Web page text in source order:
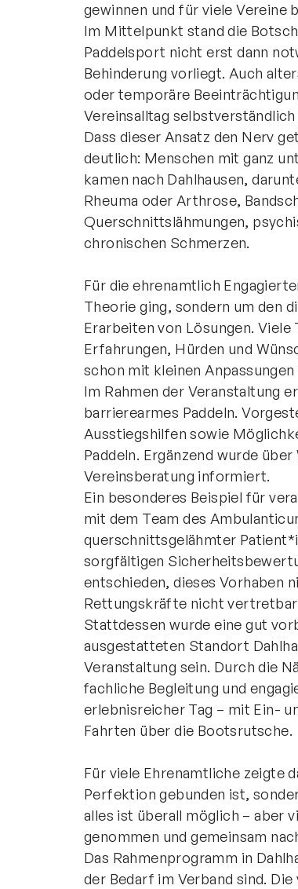
gewinnen und für viele Vereine
Im Mittelpunkt stand die
Paddelsport nicht erst dann
Behinderung vorliegt. Auch
oder temporäre
Vereinsalltag
Dass dieser Ansatz den Nerv
deutlich: Menschen mit ganz
kamen nach Dahlhausen,
Rheuma oder Arthrose,
Querschnittslähmungen,
chronischen Schmerzen.
Für die ehrenamtlich
Theorie ging, sondern um den
Erarbeiten von Lösungen.
Erfahrungen, Hürden und
schon mit kleinen
Im Rahmen der Veranstaltung
barrierearmes Paddeln.
Ausstiegshilfen sowie
Paddeln. Ergänzend wurde
Vereinsberatung informiert.
Ein besonderes Beispiel für
mit dem Team des
querschnittsgelähmter
sorgfältigen
entschieden, dieses Vorhaben
Rettungskräfte nicht vertretbar
Stattdessen wurde eine gut
ausgestatteten Standort
Veranstaltung sein. Durch die
fachliche Begleitung und
erlebnisreicher Tag – mit Ein-
Fahrten über die Bootsrutsche.
Für viele Ehrenamtliche zeigte
Perfektion gebunden ist,
alles ist überall möglich – aber
genommen und gemeinsam
Das Rahmenprogramm in
der Bedarf im Verband sind.